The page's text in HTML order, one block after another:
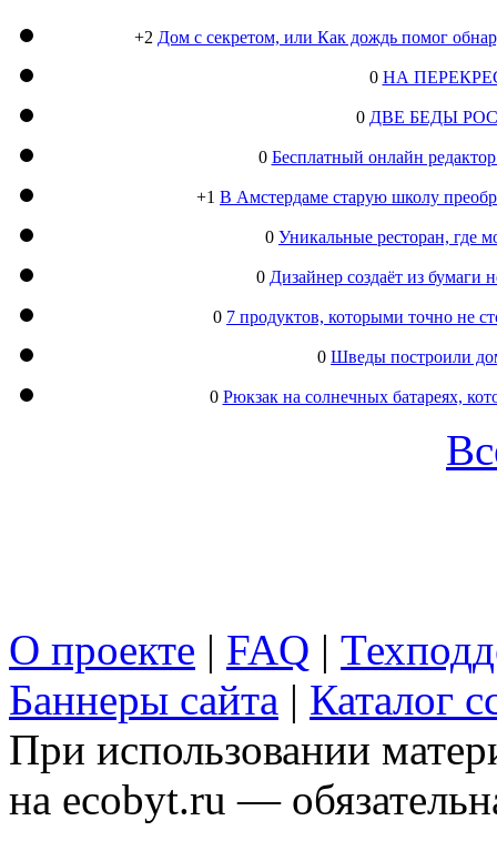
+2 Дом с секретом, или Как дождь помог
0 НА
0 ДВЕ БЕДЫ
0 Бесплатный онлайн
+1 В Амстердаме старую школу
0 Уникальные ресторан, где
0 Дизайнер создаёт из
0 7 продуктов, которыми точно не
0 Шведы построили
0 Рюкзак на солнечных батареях,
О проекте | FAQ |
Баннеры сайта | Каталог
При использовании
на ecobyt.ru —